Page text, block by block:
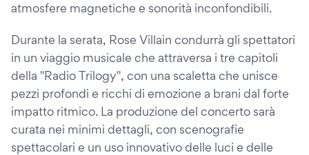
atmosfere magnetiche e sonorità inconfondibili.
Durante la serata, Rose Villain condurrà gli spettatori
in un viaggio musicale che attraversa i tre capitoli
della "Radio Trilogy", con una scaletta che unisce
pezzi profondi e ricchi di emozione a brani dal forte
impatto ritmico. La produzione del concerto sarà
curata nei minimi dettagli, con scenografie
spettacolari e un uso innovativo delle luci e delle